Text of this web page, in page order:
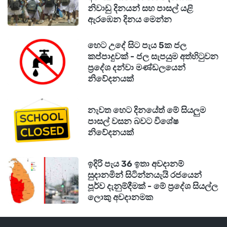
උදරය ආශ්‍රිත සෞඛ්‍ය ගැටලු මතු විය හැකි දිනයකි.
එබැවින් අද දිනයේ පිටතින් ආහාර ගැනීමෙන් වැළකී,
පිරිසිදු, සෞඛ්‍යාරක්ෂිත සහ සැහැල්ලු ආහාර පාන
ගැනීමට වගබලා ගන්න.
අද දිනයේ අනවශ්‍ය සිත් රිදවීම්, වාද විවාද හෝ
නොසන්සුන්කාරී තත්ත්වයන් ඇති වීමට ඉඩ ඇත.
ක්ෂණිකව කෝප වීමෙන් ගැටලු තවත් සංකීර්ණ විය
ඉවසීමෙන් සහ බුද්ධිමත් වචන භාවිතයෙන් කටයුතු
කිරීම අත්‍යවශ්‍ය වේ.
නිවාඩු දිනයන් සහ පාසල් යළි
ඇරඹෙන දිනය මෙන්න
හෙට උදේ සිට පැය 5ක ජල
කප්පාදුවක් - ජල සැපයුම අත්හිටුවන
ප්‍රදේශ දන්වා මණ්ඩලයෙන්
නිවේදනයක්
නැවත හෙට දිනයේත් මේ සියලුම
පාසල් වසන බවට විශේෂ
නිවේදනයක්
ඉදිරි පැය 36 ඉතා අවදානම්
සුදානමින් සිටින්නයැයි රජයෙන්
පූර්ව දැනුම්දීමක් - මේ ප්‍රදේශ සියල්ල
ලොකු අවදානමක